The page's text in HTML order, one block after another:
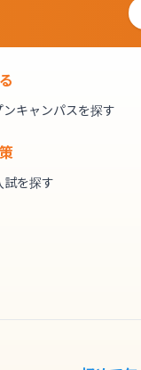
ンキャンパスを探す
試を探す